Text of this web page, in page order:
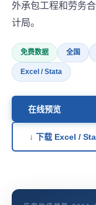
外承包工程和劳务
计局。
免费数据 全国
Excel / Stata
在线预览
↓ 下载 Excel /